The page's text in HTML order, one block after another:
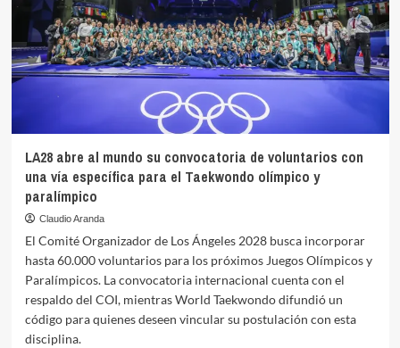
y
toma
fuerza
en
el
LA28 abre al mundo su convocatoria de voluntarios con
una vía específica para el Taekwondo olímpico y
paralímpico
Claudio Aranda
El Comité Organizador de Los Ángeles 2028 busca incorporar
hasta 60.000 voluntarios para los próximos Juegos Olímpicos y
Paralímpicos. La convocatoria internacional cuenta con el
respaldo del COI, mientras World Taekwondo difundió un
código para quienes deseen vincular su postulación con esta
disciplina.